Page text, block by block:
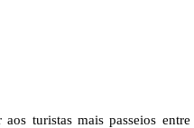
turistas mais passeios